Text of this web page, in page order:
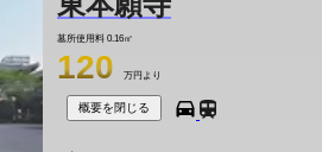
墓所使用料 0.16㎡
120 万円より
概要を閉じる